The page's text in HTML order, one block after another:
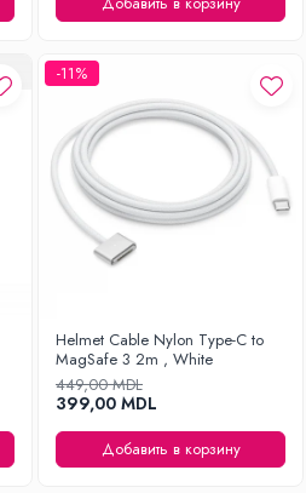
-11%
Helmet Cable Nylon Type-C to
MagSafe 3 2m , White
449,00 MDL
399,00 MDL
Добавить в корзину